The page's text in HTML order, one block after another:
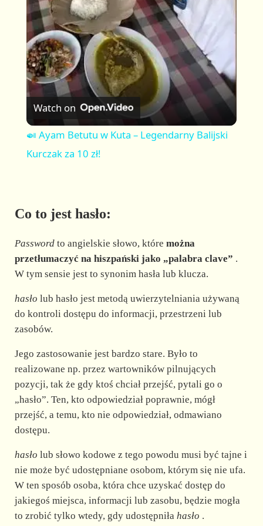
a
y
V
i
o
Watch on
🍛 Ayam Betutu w Kuta – Legendarny Balijski
Kurczak za 10 zł!
Co to jest hasło:
Passwordto angielskie słowo, które można
przetłumaczyć na hiszpański jako „palabra clave” .
W tym sensie jest to synonim hasła lub klucza.
hasło lub hasło jest metodą uwierzytelniania używaną
do kontroli dostępu do informacji, przestrzeni lub
zasobów.
Jego zastosowanie jest bardzo stare. Było to
realizowane np. przez wartowników pilnujących
pozycji, tak że gdy ktoś chciał przejść, pytali go o
„hasło”. Ten, kto odpowiedział poprawnie, mógł
przejść, a temu, kto nie odpowiedział, odmawiano
dostępu.
hasło lub słowo kodowe z tego powodu musi być tajne i
nie może być udostępniane osobom, którym się nie ufa.
W ten sposób osoba, która chce uzyskać dostęp do
jakiegoś miejsca, informacji lub zasobu, będzie mogła
to zrobić tylko wtedy, gdy udostępniła hasło .